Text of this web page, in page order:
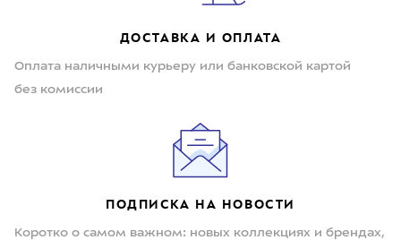
ДОСТАВКА И ОПЛАТА
Оплата наличными курьеру или банковской картой
без комиссии
ПОДПИСКА НА НОВОСТИ
Коротко о самом важном: новых коллекциях и брендах,